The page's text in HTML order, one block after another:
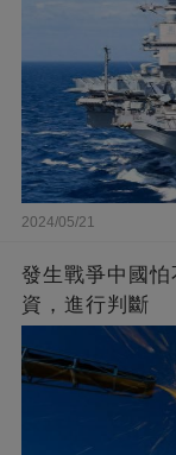
2024/05/21
發生戰爭中國
資，進行判斷